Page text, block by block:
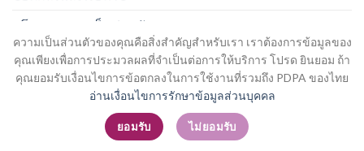
ความเป็นส่วนตัวของคุณคือสิ่งสำคัญสำหรับเรา เราต้องการข้อมูลของ
คุณเพียงเพื่อการประมวลผลที่จำเป็นต่อการให้บริการ โปรด ยินยอม ถ้า
คุณยอมรับเงื่อนไขการข้อตกลงในการใช้งานที่รวมถึง PDPA ของไทย
อ่านเงื่อนไขการรักษาข้อมูลส่วนบุคคล
ยอมรับ ไม่ยอมรับ
นโยบายความเป็นส่วนตัว
สมัครสมาชิก / เข้าสู่ระบบ
Copyright 2026 ©Flatsome Theme